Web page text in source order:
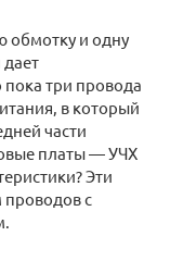
обмотку и одну
пока три провода
в который
части
платы — УЧХ
Эти
с